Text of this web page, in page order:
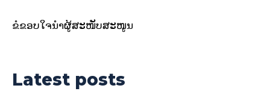
ຂໍຂອບໃຈນຳຜູ້ສະໜັບສະໜູນ
Latest posts